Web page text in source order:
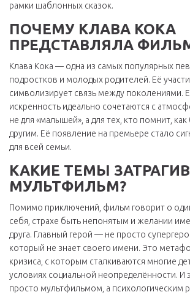
рамки шаблонных сказок.
ПОЧЕМУ КЛАВА КОКА
ПРЕДСТАВЛЯЛА
Клава Кока — одна из самых популярных
подростков и молодых родителей. Её
символизирует связь между поколениями.
искренность идеально сочетаются с
не для «малышей», а для тех, кто помнит,
другим. Её появление на премьере стало
для всей семьи.
КАКИЕ ТЕМЫ
МУЛЬТФИЛЬМ?
Помимо приключений, фильм говорит о
себя, страхе быть непонятым и желании
друга. Главный герой — не просто
который не знает своего имени. Это
кризиса, с которым сталкиваются многие
условиях социальной неопределённости. И
просто мультфильмом, а психологическим